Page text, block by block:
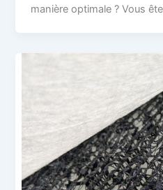
manière optimale ? Vous